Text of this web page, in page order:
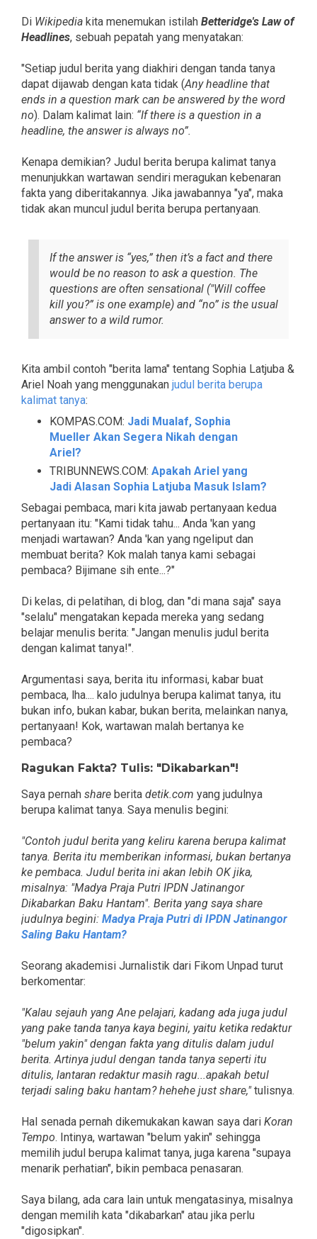
Di Wikipedia kita menemukan istilah Betteridge's Law of
Headlines, sebuah pepatah yang menyatakan:
"Setiap judul berita yang diakhiri dengan tanda tanya
dapat dijawab dengan kata tidak (Any headline that
ends in a question mark can be answered by the word
no). Dalam kalimat lain: “If there is a question in a
headline, the answer is always no”.
Kenapa demikian? Judul berita berupa kalimat tanya
menunjukkan wartawan sendiri meragukan kebenaran
fakta yang diberitakannya. Jika jawabannya "ya", maka
tidak akan muncul judul berita berupa pertanyaan.
If the answer is “yes,” then it’s a fact and there
would be no reason to ask a question. The
questions are often sensational ("Will coffee
kill you?” is one example) and “no” is the usual
answer to a wild rumor.
Kita ambil contoh "berita lama" tentang Sophia Latjuba &
Ariel Noah yang menggunakan judul berita berupa
kalimat tanya:
KOMPAS.COM: Jadi Mualaf, Sophia
Mueller Akan Segera Nikah dengan
Ariel?
TRIBUNNEWS.COM: Apakah Ariel yang
Jadi Alasan Sophia Latjuba Masuk Islam?
Sebagai pembaca, mari kita jawab pertanyaan kedua
pertanyaan itu: "Kami tidak tahu... Anda 'kan yang
menjadi wartawan? Anda 'kan yang ngeliput dan
membuat berita? Kok malah tanya kami sebagai
pembaca? Bijimane sih ente...?"
Di kelas, di pelatihan, di blog, dan "di mana saja" saya
"selalu" mengatakan kepada mereka yang sedang
belajar menulis berita: "Jangan menulis judul berita
dengan kalimat tanya!".
Argumentasi saya, berita itu informasi, kabar buat
pembaca, lha.... kalo judulnya berupa kalimat tanya, itu
bukan info, bukan kabar, bukan berita, melainkan nanya,
pertanyaan! Kok, wartawan malah bertanya ke
pembaca?
Ragukan Fakta? Tulis: "Dikabarkan"!
Saya pernah share berita detik.com yang judulnya
berupa kalimat tanya. Saya menulis begini:
"Contoh judul berita yang keliru karena berupa kalimat
tanya. Berita itu memberikan informasi, bukan bertanya
ke pembaca. Judul berita ini akan lebih OK jika,
misalnya: "Madya Praja Putri IPDN Jatinangor
Dikabarkan Baku Hantam". Berita yang saya share
judulnya begini: Madya Praja Putri di IPDN Jatinangor
Saling Baku Hantam?
Seorang akademisi Jurnalistik dari Fikom Unpad turut
berkomentar:
"Kalau sejauh yang Ane pelajari, kadang ada juga judul
yang pake tanda tanya kaya begini, yaitu ketika redaktur
"belum yakin" dengan fakta yang ditulis dalam judul
berita. Artinya judul dengan tanda tanya seperti itu
ditulis, lantaran redaktur masih ragu...apakah betul
terjadi saling baku hantam? hehehe just share,"tulisnya.
Hal senada pernah dikemukakan kawan saya dari Koran
Tempo. Intinya, wartawan "belum yakin" sehingga
memilih judul berupa kalimat tanya, juga karena "supaya
menarik perhatian", bikin pembaca penasaran.
Saya bilang, ada cara lain untuk mengatasinya, misalnya
dengan memilih kata "dikabarkan" atau jika perlu
"digosipkan".